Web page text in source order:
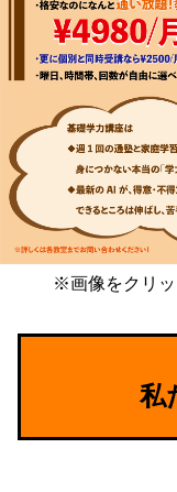
※画像をクリッ
私